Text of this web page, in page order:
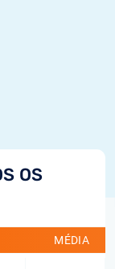
OS
MÉDIA